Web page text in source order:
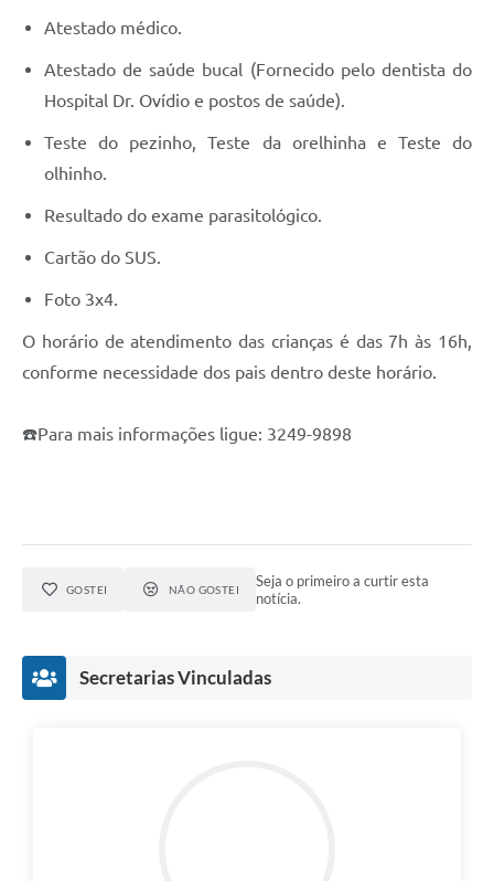
Atestado médico.
Atestado de saúde bucal (Fornecido pelo dentista do
Hospital Dr. Ovídio e postos de saúde).
Teste do pezinho, Teste da orelhinha e Teste do
olhinho.
Resultado do exame parasitológico.
Cartão do SUS.
Foto 3x4.
O horário de atendimento das crianças é das 7h às 16h,
conforme necessidade dos pais dentro deste horário.
☎️Para mais informações ligue: 3249-9898
GOSTEI NÃO GOSTEI
Seja o primeiro a curtir esta
notícia.
Secretarias Vinculadas